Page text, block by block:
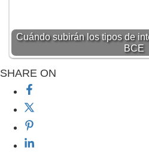
Cuándo subirán los tipos de
BCE
SHARE ON